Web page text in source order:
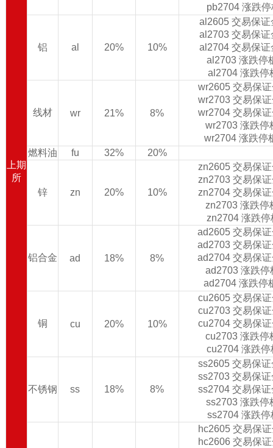
上期
所
pb2704 涨跌
铝 al 20% 10%
al2605 交易保
al2703 交易保
al2704 交易保
al2703 涨跌停
al2704 涨跌停
线材 wr 21% 8%
wr2605 交易保
wr2703 交易保
wr2704 交易保
wr2703 涨跌
wr2704 涨跌停
燃料油
fu 32% 20%
锌 zn 20% 10%
zn2605 交易保
zn2703 交易保
zn2704 交易保
zn2703 涨跌
zn2704 涨跌
铝合金 ad 18% 8%
ad2605 交易保
ad2703 交易保
ad2704 交易保
ad2703 涨跌
ad2704 涨跌停
铜 cu 20% 10%
cu2605 交易保
cu2703 交易保
cu2704 交易保
cu2703 涨跌
cu2704 涨跌
不锈钢 ss 18% 8%
ss2605 交易保
ss2703 交易保
ss2704 交易保
ss2703 涨跌
ss2704 涨跌
hc2605 交易保
hc2606 交易保